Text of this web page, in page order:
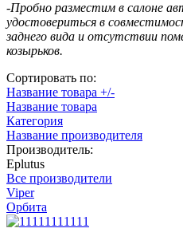
-Пробно разместим в салоне
удостовериться в
заднего вида и отсутствии
козырьков.
Сортировать по:
Название товара +/-
Название товара
Категория
Название производителя
Производитель:
Eplutus
Все производители
Viper
Орбита